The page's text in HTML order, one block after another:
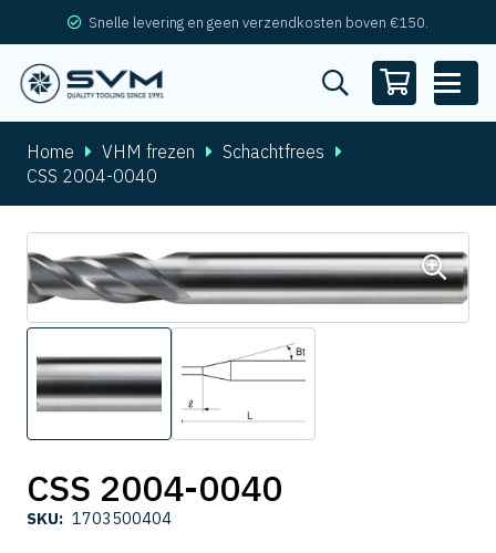
Snelle levering en geen verzendkosten boven €150.
Home VHM frezen
Schachtfrees
CSS 2004-0040
CSS 2004-0040
SKU: 1703500404